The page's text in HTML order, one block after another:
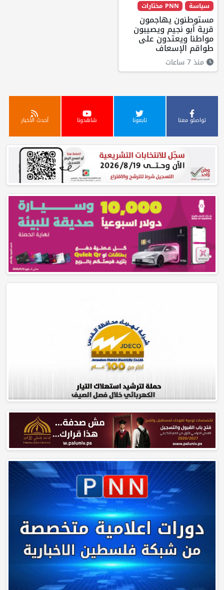
سياسة PNN مختارات
مستوطنون يهاجمون
قرية أبو نجيم ويصيبون
مواطنا ويعتدون على
طواقم الإسعاف
منذ 7 ساعات
تواصلو معنا تابعونا شاهدونا أحدث الأخبار